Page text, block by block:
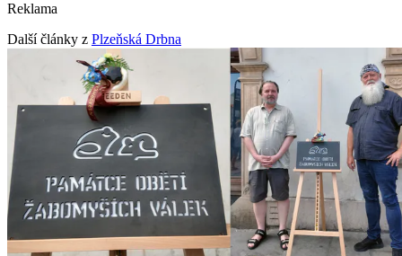
Reklama
Další články z Plzeňská Drbna